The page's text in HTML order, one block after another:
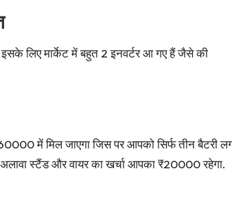
लिए मार्केट में बहुत 2 इनवर्टर आ गए हैं जैसे की
में मिल जाएगा जिस पर आपको सिर्फ तीन बैटरी
स्टैंड और वायर का खर्चा आपका ₹20000 रहेगा.